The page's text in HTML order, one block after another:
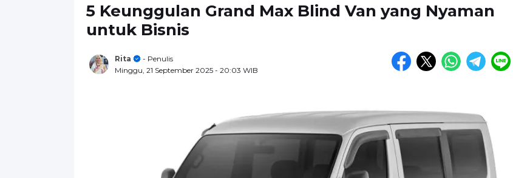
5 Keunggulan Grand Max Blind Van yang Nyaman
untuk Bisnis
Rita
- Penulis
Minggu, 21 September 2025 - 20:03 WIB